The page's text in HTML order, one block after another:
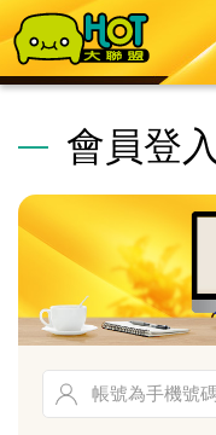
會員登入